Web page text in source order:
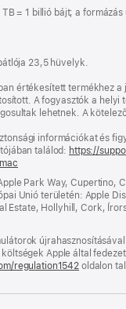
TB = 1 billió bájt; a
23,5 hüvelyk.
értékesített termékhez a
A fogyasztók a helyi
lehetnek. A
információkat és
találod: https://
nyílik
meg)
Park Way, Cupertino,
Unió területén: Apple
Estate, Hollyhill, Cork,
Apple által
regulation1542 (új
oldalon